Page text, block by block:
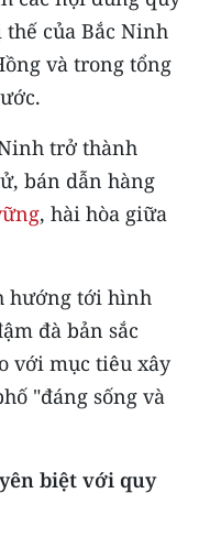
của Bắc Ninh
và trong tổng
trở thành
bán dẫn hàng
, hài hòa giữa
hướng tới hình
đà bản sắc
với mục tiêu xây
"đáng sống và
biệt với quy